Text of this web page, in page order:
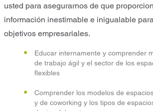
usted para asegurarnos de que
información inestimable e inigualable
objetivos empresariales.
Educar internamente y comprender
de trabajo ágil y el sector de los
flexibles
Comprender los modelos de
y de coworking y los tipos de